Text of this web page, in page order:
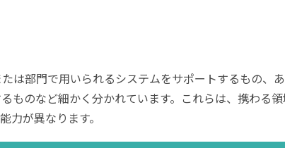
は部門で用いられるシステムをサポートするもの、
ものなど細かく分かれています。これらは、携わる
力が異なります。